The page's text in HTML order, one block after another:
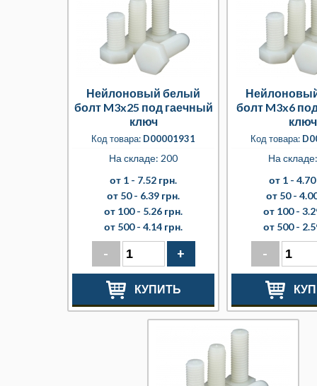
Нейлоновый белый
болт M3x25 под гаечный
ключ
Код товара: D00001931
На складе: 200
от 1 - 7.52 грн.
от 50 - 6.39 грн.
от 100 - 5.26 грн.
от 500 - 4.14 грн.
- +
КУПИТЬ
болт M3x6
ключ
Код товара:
На
от 1 -
от 50 -
от 100 -
от 500 -
-